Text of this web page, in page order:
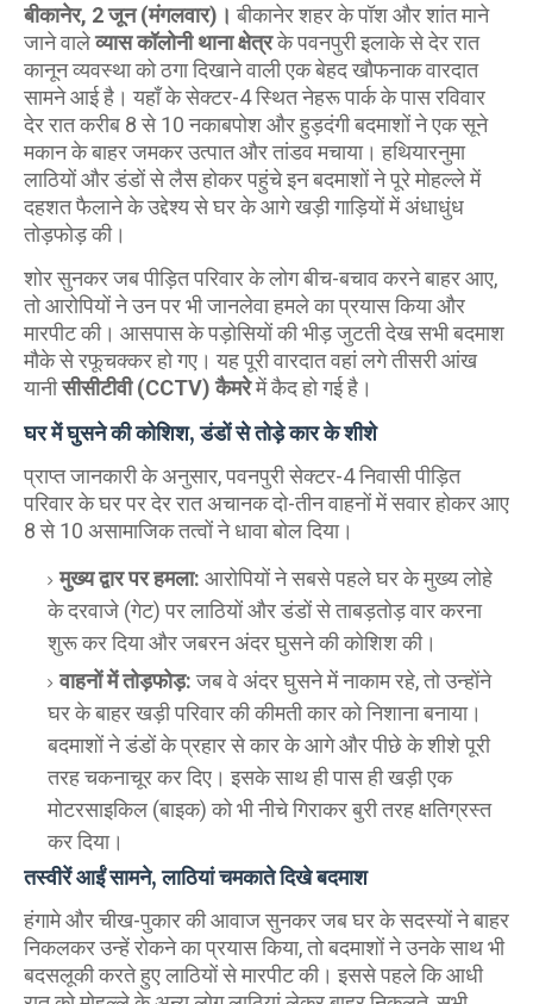
बीकानेर, 2 जून (मंगलवार)।बीकानेर शहर के पॉश और शांत माने
जाने वालेव्यास कॉलोनी थाना क्षेत्रके पवनपुरी इलाके से देर रात
कानून व्यवस्था को ठगा दिखाने वाली एक बेहद खौफनाक वारदात
सामने आई है। यहाँ के सेक्टर-4 स्थित नेहरू पार्क के पास रविवार
देर रात करीब 8 से 10 नकाबपोश और हुड़दंगी बदमाशों ने एक सूने
मकान के बाहर जमकर उत्पात और तांडव मचाया। हथियारनुमा
लाठियों और डंडों से लैस होकर पहुंचे इन बदमाशों ने पूरे मोहल्ले में
दहशत फैलाने के उद्देश्य से घर के आगे खड़ी गाड़ियों में अंधाधुंध
तोड़फोड़ की।
​शोर सुनकर जब पीड़ित परिवार के लोग बीच-बचाव करने बाहर आए,
तो आरोपियों ने उन पर भी जानलेवा हमले का प्रयास किया और
मारपीट की। आसपास के पड़ोसियों की भीड़ जुटती देख सभी बदमाश
मौके से रफूचक्कर हो गए। यह पूरी वारदात वहां लगे तीसरी आंख
यानीसीसीटीवी (CCTV) कैमरेमें कैद हो गई है।
घर में घुसने की कोशिश, डंडों से तोड़े कार के शीशे
​प्राप्त जानकारी के अनुसार, पवनपुरी सेक्टर-4 निवासी पीड़ित
परिवार के घर पर देर रात अचानक दो-तीन वाहनों में सवार होकर आए
8 से 10 असामाजिक तत्वों ने धावा बोल दिया।
मुख्य द्वार पर हमला: आरोपियों ने सबसे पहले घर के मुख्य लोहे
के दरवाजे (गेट) पर लाठियों और डंडों से ताबड़तोड़ वार करना
शुरू कर दिया और जबरन अंदर घुसने की कोशिश की।
वाहनों में तोड़फोड़:जब वे अंदर घुसने में नाकाम रहे, तो उन्होंने
घर के बाहर खड़ी परिवार की कीमती कार को निशाना बनाया।
बदमाशों ने डंडों के प्रहार से कार के आगे और पीछे के शीशे पूरी
तरह चकनाचूर कर दिए। इसके साथ ही पास ही खड़ी एक
मोटरसाइकिल (बाइक) को भी नीचे गिराकर बुरी तरह क्षतिग्रस्त
कर दिया।
तस्वीरें आईं सामने, लाठियां चमकाते दिखे बदमाश
​हंगामे और चीख-पुकार की आवाज सुनकर जब घर के सदस्यों ने बाहर
निकलकर उन्हें रोकने का प्रयास किया, तो बदमाशों ने उनके साथ भी
बदसलूकी करते हुए लाठियों से मारपीट की। इससे पहले कि आधी